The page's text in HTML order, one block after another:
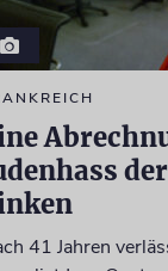
41 Jahren